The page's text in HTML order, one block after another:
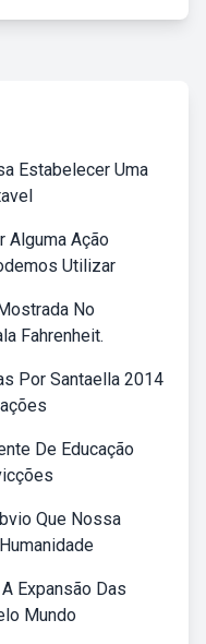
Estabelecer Uma
Alguma Ação
Utilizar
No
Fahrenheit.
Por Santaella 2014
De Educação
Que Nossa
Expansão Das
Mundo